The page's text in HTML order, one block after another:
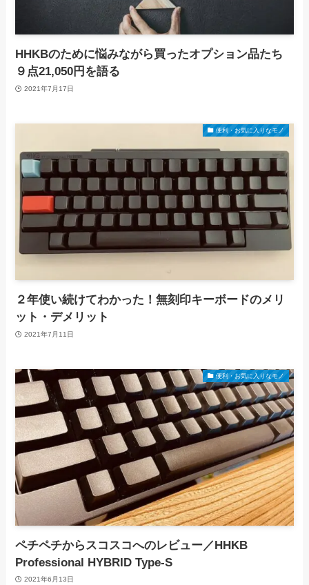
HHKBのために悩みながら買ったオプション品たち
９点21,050円を語る
2021年7月17日
便利・お気に入りなモノ
２年使い続けてわかった！無刻印キーボードのメリ
ット・デメリット
2021年7月11日
便利・お気に入りなモノ
ペチペチからスコスコへのレビュー／HHKB
Professional HYBRID Type-S
2021年6月13日